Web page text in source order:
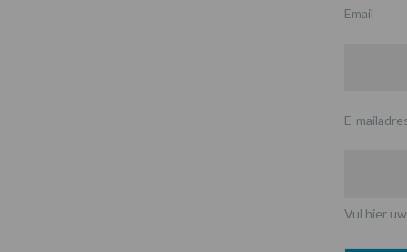
Email
E-
Vul hier